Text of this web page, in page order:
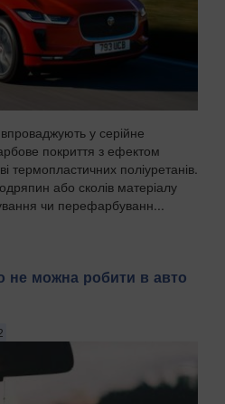
впроваджують у серійне
покриття з ефектом
термопластичних поліуретанів.
або сколів матеріалу
чи перефарбуванн...
не можна робити в авто